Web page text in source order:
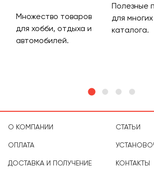
Множество товаров
для хобби, отдыха и
автомобилей.
Полезные
для
каталога.
О КОМПАНИИ
ОПЛАТА
ДОСТАВКА И ПОЛУЧЕНИЕ
СТАТЬИ
КОНТАКТЫ